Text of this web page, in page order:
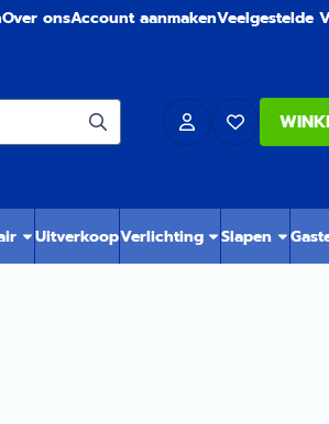
Over onsAccount aanmakenVeelgestelde
UitverkoopVerlichting Slapen